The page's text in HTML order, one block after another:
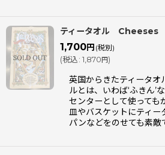
ティータオル Cheeses
1,700円 (税別)
(税込: 1,870 円)
英国からきたティータオ
ルとは、いわば‘ふきん’
センターとして使っても
皿やバスケットにティー
パンなどをのせても素敵